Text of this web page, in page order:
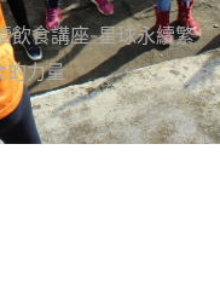
飲食講座-星球永續繁
的力量